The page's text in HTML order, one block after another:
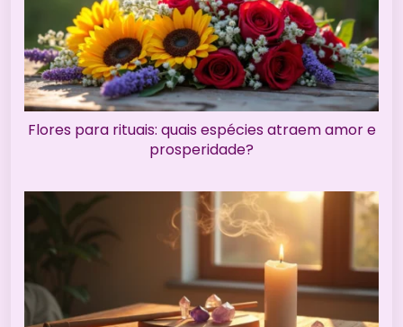
Flores para rituais: quais espécies atraem amor e
prosperidade?